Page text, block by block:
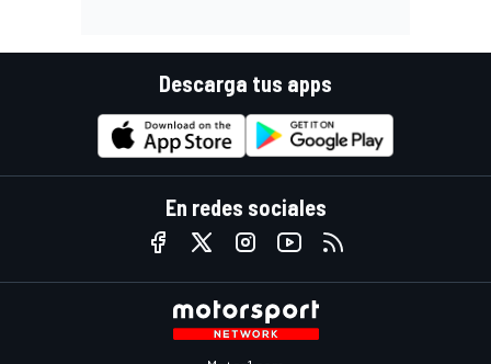
Descarga tus apps
En redes sociales